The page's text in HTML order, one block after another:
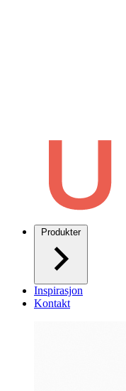
Produkter
Inspirasjon
Kontakt